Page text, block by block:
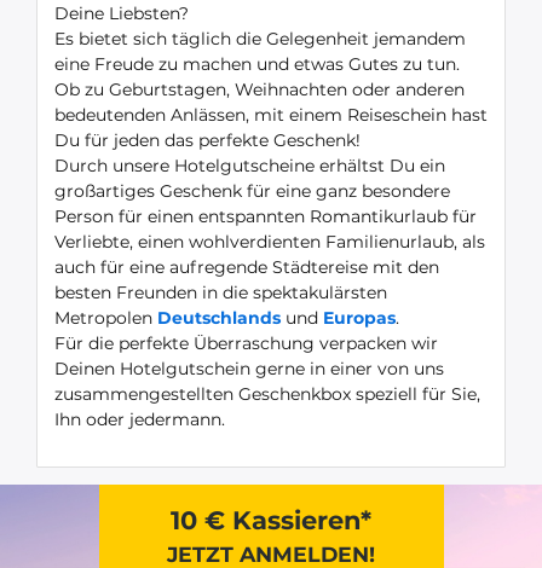
Deine Liebsten?
Es bietet sich täglich die Gelegenheit jemandem
eine Freude zu machen und etwas Gutes zu tun.
Ob zu Geburtstagen, Weihnachten oder anderen
bedeutenden Anlässen, mit einem Reiseschein hast
Du für jeden das perfekte Geschenk!
Durch unsere Hotelgutscheine erhältst Du ein
großartiges Geschenk für eine ganz besondere
Person für einen entspannten Romantikurlaub für
Verliebte, einen wohlverdienten Familienurlaub, als
auch für eine aufregende Städtereise mit den
besten Freunden in die spektakulärsten
Metropolen Deutschlands und Europas.
Für die perfekte Überraschung verpacken wir
Deinen Hotelgutschein gerne in einer von uns
zusammengestellten Geschenkbox speziell für Sie,
Ihn oder jedermann.
10 € Kassieren*
JETZT ANMELDEN!